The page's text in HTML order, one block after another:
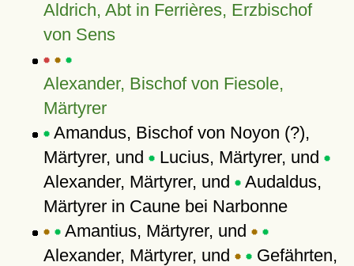
Aldrich, Abt in Ferrières, Erzbischof
von Sens
Alexander, Bischof von Fiesole,
Märtyrer
Amandus, Bischof von Noyon (?),
Märtyrer, und Lucius, Märtyrer, und
Alexander, Märtyrer, und Audaldus,
Märtyrer in Caune bei Narbonne
Amantius, Märtyrer, und
Alexander, Märtyrer, und
Gefährten,